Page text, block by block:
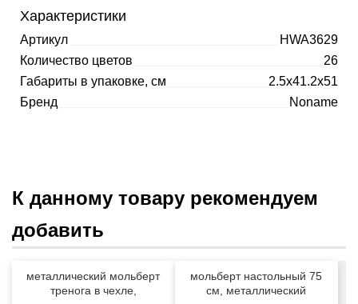
Характеристики
Артикул
HWA3629
Количество цветов
26
Габариты в упаковке, см
2.5x41.2x51
Бренд
Noname
К данному товару рекомендуем
добавить
металлический мольберт
тренога в чехле,
мольберт настольный 75
см, металлический